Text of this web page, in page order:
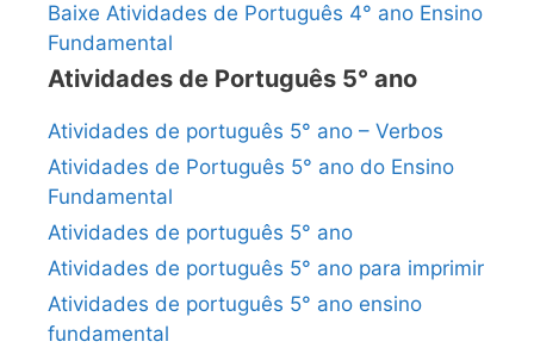
Baixe Atividades de Português 4° ano Ensino
Fundamental
Atividades de Português 5° ano
Atividades de português 5° ano – Verbos
Atividades de Português 5° ano do Ensino
Fundamental
Atividades de português 5° ano
Atividades de português 5° ano para imprimir
Atividades de português 5° ano ensino
fundamental